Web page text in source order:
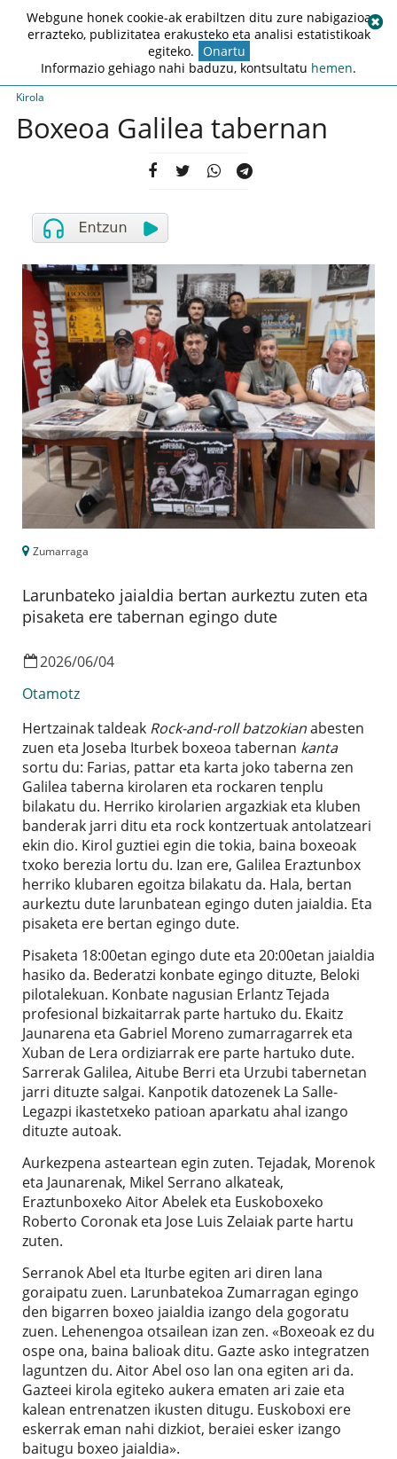
Kirola
Boxeoa Galilea tabernan
Zumarraga
Larunbateko jaialdia bertan aurkeztu zuten eta
pisaketa ere tabernan egingo dute
2026/06/04
Otamotz
Hertzainak taldeak Rock-and-roll batzokianabesten
zuen eta Joseba Iturbek boxeoa tabernan kanta
sortu du: Farias, pattar eta karta joko taberna zen
Galilea taberna kirolaren eta rockaren tenplu
bilakatu du. Herriko kirolarien argazkiak eta kluben
banderak jarri ditu eta rock kontzertuak antolatzeari
ekin dio. Kirol guztiei egin die tokia, baina boxeoak
txoko berezia lortu du. Izan ere, Galilea Eraztunbox
herriko klubaren egoitza bilakatu da. Hala, bertan
aurkeztu dute larunbatean egingo duten jaialdia. Eta
pisaketa ere bertan egingo dute.
Pisaketa 18:00etan egingo dute eta 20:00etan jaialdia
hasiko da. Bederatzi konbate egingo dituzte, Beloki
pilotalekuan. Konbate nagusian Erlantz Tejada
profesional bizkaitarrak parte hartuko du. Ekaitz
Jaunarena eta Gabriel Moreno zumarragarrek eta
Xuban de Lera ordiziarrak ere parte hartuko dute.
Sarrerak Galilea, Aitube Berri eta Urzubi tabernetan
jarri dituzte salgai. Kanpotik datozenek La Salle-
Legazpi ikastetxeko patioan aparkatu ahal izango
dituzte autoak.
Aurkezpena asteartean egin zuten. Tejadak, Morenok
eta Jaunarenak, Mikel Serrano alkateak,
Eraztunboxeko Aitor Abelek eta Euskoboxeko
Roberto Coronak eta Jose Luis Zelaiak parte hartu
zuten.
Serranok Abel eta Iturbe egiten ari diren lana
goraipatu zuen. Larunbatekoa Zumarragan egingo
den bigarren boxeo jaialdia izango dela gogoratu
zuen. Lehenengoa otsailean izan zen. «Boxeoak ez du
ospe ona, baina balioak ditu. Gazte asko integratzen
laguntzen du. Aitor Abel oso lan ona egiten ari da.
Gazteei kirola egiteko aukera ematen ari zaie eta
kalean entrenatzen ikusten ditugu. Euskoboxi ere
eskerrak eman nahi dizkiot, beraiei esker izango
baitugu boxeo jaialdia».
Webgune honek cookie-ak erabiltzen ditu zure nabigazioa
errazteko, publizitatea erakusteko eta analisi estatistikoak
egiteko. Onartu
Informazio gehiago nahi baduzu, kontsultatu hemen.